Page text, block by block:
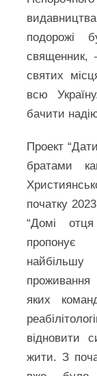
подорожі
священник,
святих
всю
бачити
Проект
братами
початку
“Домі
пропонує
найбільшу
яких
відновити
жити. З